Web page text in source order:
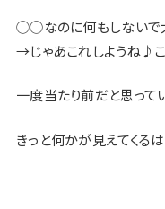
◯◯なのに何もしないで
→じゃあこれしようね♪
一度当たり前だと思って
きっと何かが見えてくるは